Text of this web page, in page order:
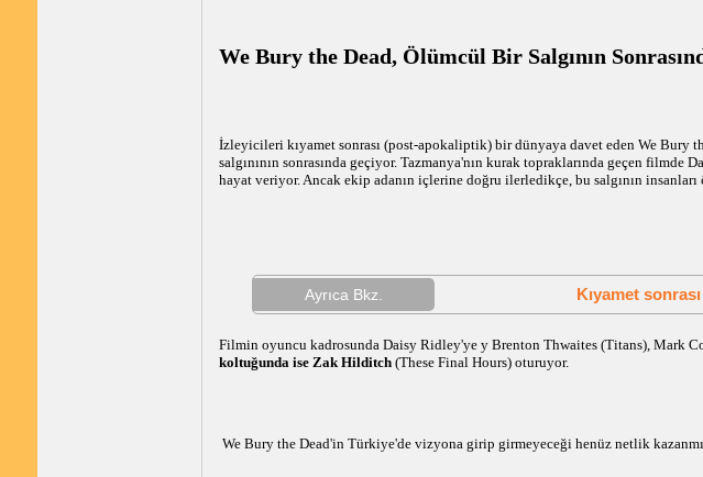
We Bury the Dead, Ölümcül Bir Salgının
İzleyicileri kıyamet sonrası (post-apokaliptik) bir dünyaya davet eden We Bury
salgınının sonrasında geçiyor. Tazmanya'nın kurak topraklarında geçen
hayat veriyor. Ancak ekip adanın içlerine doğru ilerledikçe, bu salgının insanları
Ayrıca Bkz. Kıyamet
Filmin oyuncu kadrosunda Daisy Ridley'ye y Brenton Thwaites (Titans), Mark
koltuğunda ise Zak Hilditch (These Final Hours) oturuyor.
We Bury the Dead'in Türkiye'de vizyona girip girmeyeceği henüz netlik